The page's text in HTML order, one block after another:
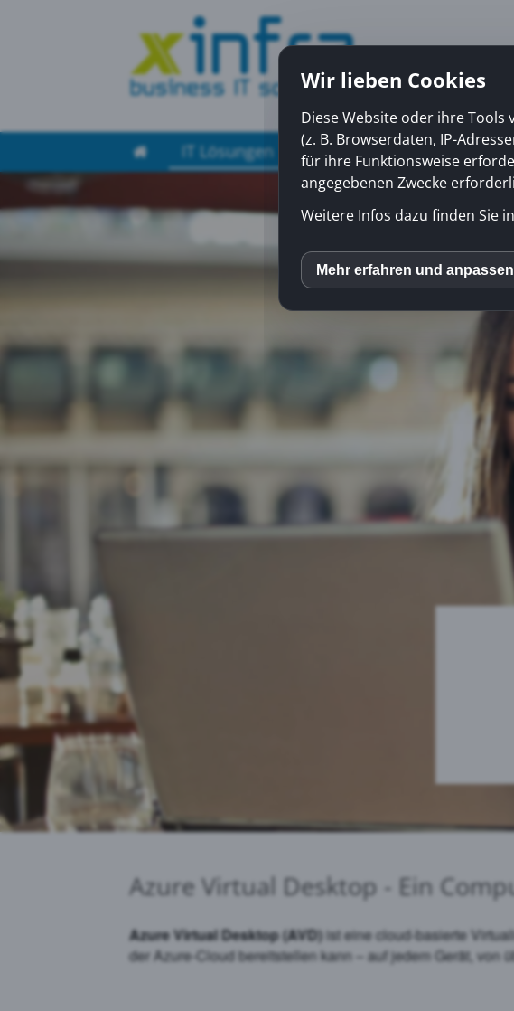
IT Lösungen Managed Services
Azure Virtual Desktop - Ein
Azure Virtual Desktop (AVD)ist eine cloud-basierte
der Azure‑Cloud bereitstellen kann – auf jedem Gerät, von
Wir lieben Cookies
Diese Website oder ihre
(z. B. Browserdaten, IP-
für ihre Funktionsweise
angegebenen Zwecke
Weitere Infos dazu finden Sie
inCMS
PRTG Monitoring
Mehr erfahren und anpassen